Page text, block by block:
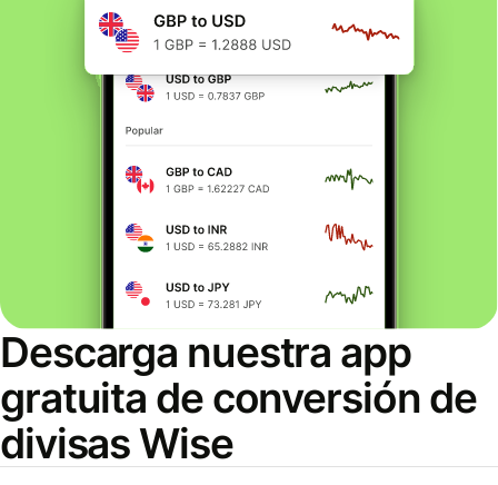
Descarga nuestra app
gratuita de conversión de
divisas Wise